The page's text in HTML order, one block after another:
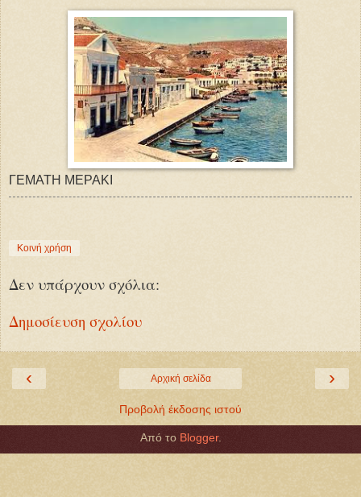
ΓΕΜΑΤΗ ΜΕΡΑΚΙ
Κοινή χρήση
Δεν υπάρχουν σχόλια:
Δημοσίευση σχολίου
‹ ›
Αρχική σελίδα
Προβολή έκδοσης ιστού
Από το Blogger.